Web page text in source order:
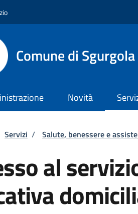
Comune di Sgurgola
Novità
di pane
Servizi / Salute, benessere e
al